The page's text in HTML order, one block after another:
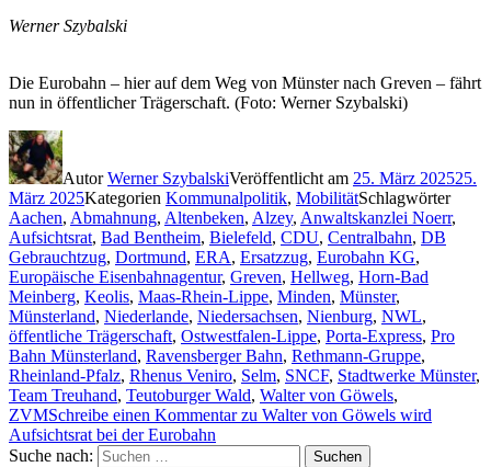
Werner Szybalski
Die Eurobahn – hier auf dem Weg von Münster nach Greven – fährt
nun in öffentlicher Trägerschaft. (Foto: Werner Szybalski)
AutorWerner SzybalskiVeröffentlicht am 25. März 202525.
März 2025Kategorien Kommunalpolitik, MobilitätSchlagwörter
Aachen, Abmahnung, Altenbeken, Alzey, Anwaltskanzlei Noerr,
Aufsichtsrat, Bad Bentheim, Bielefeld, CDU, Centralbahn, DB
Gebrauchtzug, Dortmund, ERA, Ersatzzug, Eurobahn KG,
Europäische Eisenbahnagentur, Greven, Hellweg, Horn-Bad
Meinberg, Keolis, Maas-Rhein-Lippe, Minden, Münster,
Münsterland, Niederlande, Niedersachsen, Nienburg, NWL,
öffentliche Trägerschaft, Ostwestfalen-Lippe, Porta-Express, Pro
Bahn Münsterland, Ravensberger Bahn, Rethmann-Gruppe,
Rheinland-Pfalz, Rhenus Veniro, Selm, SNCF, Stadtwerke Münster,
Team Treuhand, Teutoburger Wald, Walter von Göwels,
ZVMSchreibe einen Kommentarzu Walter von Göwels wird
Aufsichtsrat bei der Eurobahn
Suche nach:
Suchen